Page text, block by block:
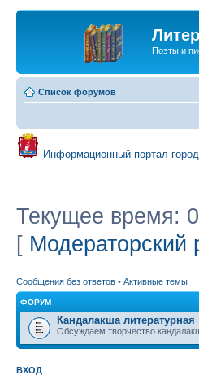
Поэты и
Список форумов
Информационный портал
Текущее время:
[ Модераторский
Сообщения без ответов • Активные темы
ФОРУМ
Кандалакша литературная
Обсуждаем творчество
ВХОД